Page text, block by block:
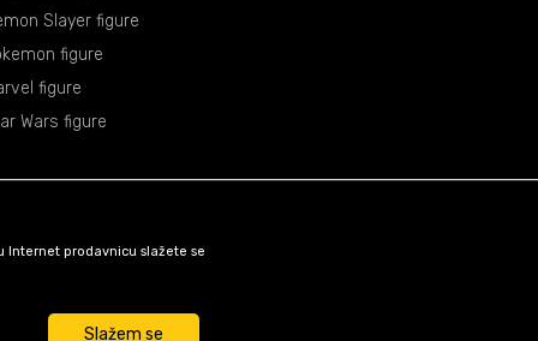
Slayer figure
figure
figure
Wars figure
Internet prodavnicu slažete se
Slažem se